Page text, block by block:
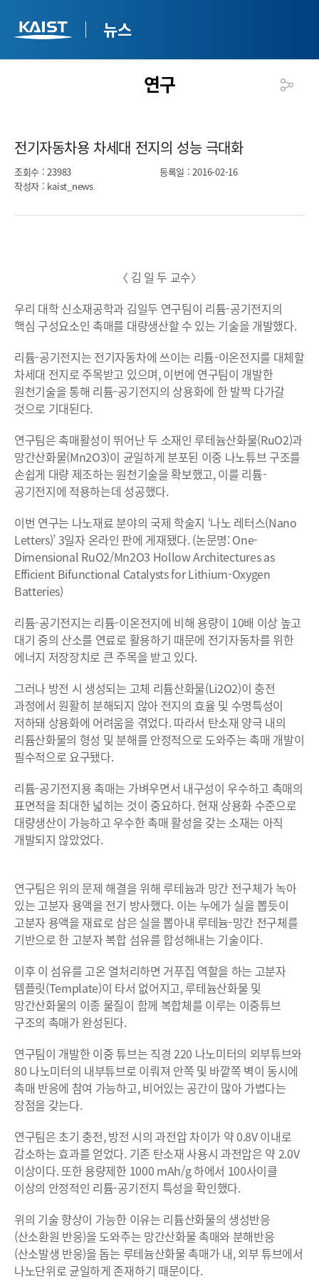
뉴스
연구
전기자동차용 차세대 전지의 성능 극대화​
조회수 : 23983 등록일 : 2016-02-16
작성자 : kaist_news
〈 김 일 두 교수〉
우리 대학 신소재공학과 김일두 연구팀이 리튬-공기전지의
핵심 구성요소인 촉매를 대량생산할 수 있는 기술을 개발했다.
리튬-공기전지는 전기자동차에 쓰이는 리튬-이온전지를 대체할
차세대 전지로 주목받고 있으며, 이번에 연구팀이 개발한
원천기술을 통해 리튬-공기전지의 상용화에 한 발짝 다가갈
것으로 기대된다.
연구팀은 촉매활성이 뛰어난 두 소재인 루테늄산화물(RuO2)과
망간산화물(Mn2O3)이 균일하게 분포된 이중 나노튜브 구조를
손쉽게 대량 제조하는 원천기술을 확보했고, 이를 리튬-
공기전지에 적용하는데 성공했다.
이번 연구는 나노재료 분야의 국제 학술지 ‘나노 레터스(Nano
Letters)’ 3일자 온라인 판에 게재됐다. (논문명: One-
Dimensional RuO2/Mn2O3 Hollow Architectures as
Efficient Bifunctional Catalysts for Lithium-Oxygen
Batteries)
리튬-공기전지는 리튬-이온전지에 비해 용량이 10배 이상 높고
대기 중의 산소를 연료로 활용하기 때문에 전기자동차를 위한
에너지 저장장치로 큰 주목을 받고 있다.
그러나 방전 시 생성되는 고체 리튬산화물(Li2O2)이 충전
과정에서 원활히 분해되지 않아 전지의 효율 및 수명특성이
저하돼 상용화에 어려움을 겪었다. 따라서 탄소재 양극 내의
리튬산화물의 형성 및 분해를 안정적으로 도와주는 촉매 개발이
필수적으로 요구됐다.
리튬-공기전지용 촉매는 가벼우면서 내구성이 우수하고 촉매의
표면적을 최대한 넓히는 것이 중요하다. 현재 상용화 수준으로
대량생산이 가능하고 우수한 촉매 활성을 갖는 소재는 아직
개발되지 않았었다.
연구팀은 위의 문제 해결을 위해 루테늄과 망간 전구체가 녹아
있는 고분자 용액을 전기 방사했다. 이는 누에가 실을 뽑듯이
고분자 용액을 재료로 삼은 실을 뽑아내 루테늄-망간 전구체를
기반으로 한 고분자 복합 섬유를 합성해내는 기술이다.
이후 이 섬유를 고온 열처리하면 거푸집 역할을 하는 고분자
템플릿(Template)이 타서 없어지고, 루테늄산화물 및
망간산화물의 이종 물질이 함께 복합체를 이루는 이중튜브
구조의 촉매가 완성된다.
연구팀이 개발한 이중 튜브는 직경 220 나노미터의 외부튜브와
80 나노미터의 내부튜브로 이뤄져 안쪽 및 바깥쪽 벽이 동시에
촉매 반응에 참여 가능하고, 비어있는 공간이 많아 가볍다는
장점을 갖는다.
연구팀은 초기 충전, 방전 시의 과전압 차이가 약 0.8V 이내로
감소하는 효과를 얻었다. 기존 탄소재 사용시 과전압은 약 2.0V
이상이다. 또한 용량제한 1000 mAh/g 하에서 100사이클
이상의 안정적인 리튬-공기전지 특성을 확인했다.
위의 기술 향상이 가능한 이유는 리튬산화물의 생성반응
(산소환원 반응)을 도와주는 망간산화물 촉매와 분해반응
(산소발생 반응)을 돕는 루테늄산화물 촉매가 내, 외부 튜브에서
나노단위로 균일하게 존재하기 때문이다.